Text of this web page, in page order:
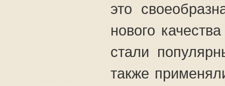
это
нового
стали
также